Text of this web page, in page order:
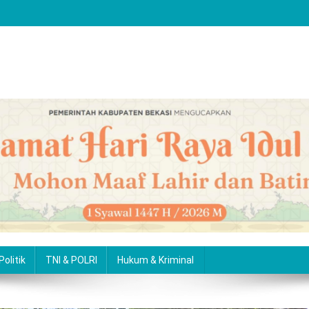
Politik TNI & POLRI Hukum & Kriminal